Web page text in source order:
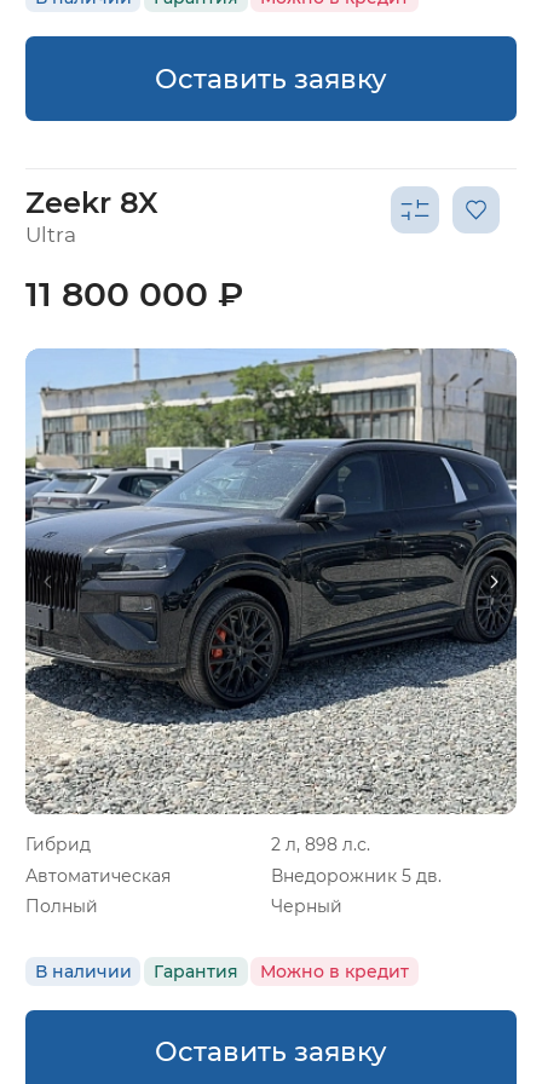
Оставить заявку
Zeekr 8X
Ultra
Гибрид
2 л, 898 л.с.
Автоматическая
Внедорожник 5 дв.
Полный
Черный
В наличии Гарантия Можно в кредит
11 800 000 ₽
Оставить заявку